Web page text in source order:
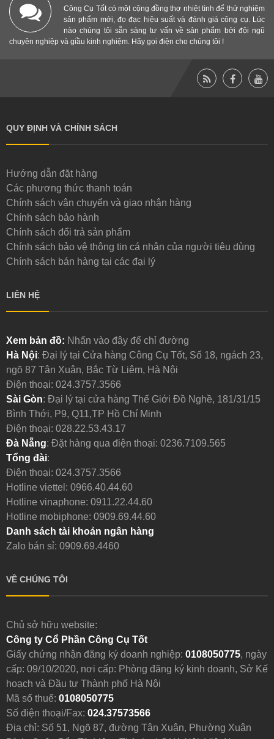
Công Cụ Tốt có một cộng đồng thợ nhiệt tình để thử nghiệm
sản phẩm mới, đo đạc hiệu suất và đánh giá công cụ. Lúc
nào chúng tôi sẵn sàng tư vấn về sản phẩm bởi đội ngũ
chuyên nghiệp và giầu kinh nghiệm. Hãy gọi điện cho chúng tôi !
QUY ĐỊNH VÀ CHÍNH SÁCH
Hướng dẫn đặt hàng
Các phương thức thanh toán
Chính sách vận chuyển và giao nhận hàng
Chính sách bảo hành
Chính sách đổi trả sản phẩm
Chính sách bảo vệ thông tin cá nhân của người tiêu dùng
Chính sách bán hàng tại các đại lý
LIÊN HỆ
Xem bản đồ: Nhấn vào đây để chỉ đường
Hà Nội: Đại lý tại Cửa hàng Công Cụ Tốt, Số 18, ngách 23,
ngõ 87 Tân Xuân, Bắc Từ Liêm, Hà Nội
Điện thoại: 024.3757.3566
Sài Gòn: Đại lý tại cửa hàng Thế Giới Đồ Nghề, 181/31/15
Bình Thới, P9, Q11,TP Hồ Chí Minh
Điện thoại: 028.22.53.43.17
Đà Nẵng: Đặt hàng qua điện thoại: 0236.7109.565
Tổng đài:
Điện thoại: 024.3757.3566
Hotline viettel: 0966.40.44.60
Hotline vinaphone: 0911.22.44.60
Hotline mobiphone: 0909.69.44.60
Danh sách tài khoản ngân hàng
Zalo bán sỉ: 0909.69.4460
VỀ CHÚNG TÔI
Chủ sở hữu website:
Công ty Cổ Phần Công Cụ Tốt
Giấy chứng nhận đăng ký doanh nghiệp: 0108050775, ngày
cấp: 09/10/2020, nơi cấp: Phòng đăng ký kinh doanh, Sở Kế
hoạch và Đầu tư Thành phố Hà Nội
Mã số thuế: 0108050775
Số điện thoại/Fax: 024.37573566
Địa chỉ: Số 51, Ngõ 87, đường Tân Xuân, Phường Xuân